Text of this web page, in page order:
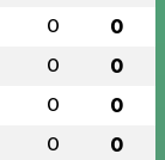
0 0
0 0
0 0
0 0